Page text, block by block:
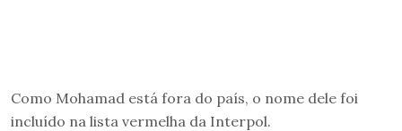
Como Mohamad está fora do país, o nome dele foi
incluído na lista vermelha da Interpol.